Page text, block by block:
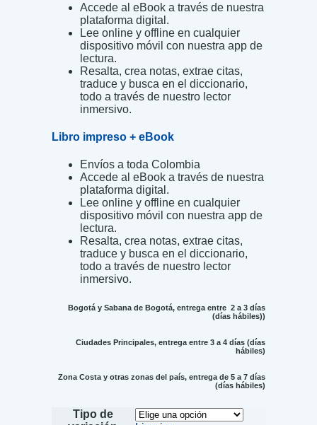
Accede al eBook a través de nuestra
plataforma digital.
Lee online y offline en cualquier
dispositivo móvil con nuestra app de
lectura.
Resalta, crea notas, extrae citas,
traduce y busca en el diccionario,
todo a través de nuestro lector
inmersivo.
Libro impreso + eBook
Envíos a toda Colombia
Accede al eBook a través de nuestra
plataforma digital.
Lee online y offline en cualquier
dispositivo móvil con nuestra app de
lectura.
Resalta, crea notas, extrae citas,
traduce y busca en el diccionario,
todo a través de nuestro lector
inmersivo.
Bogotá y Sabana de Bogotá, entrega entre 2 a 3 días
(días hábiles))
Ciudades Principales, entrega entre 3 a 4 días (días
hábiles)
Zona Costa y otras zonas del país, entrega de 5 a 7 días
(días hábiles)
Tipo de